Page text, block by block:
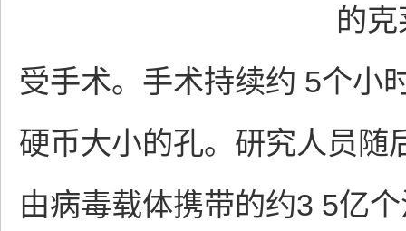
的
受手术。手术持续约 5个小
硬币大小的孔。研究人员随
由病毒载体携带的约3 5亿